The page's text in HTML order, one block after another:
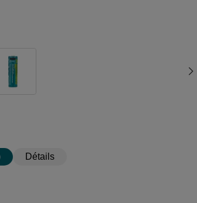
Détails